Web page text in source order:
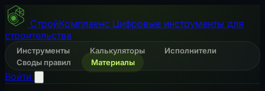
СтройКомплаенс Цифровые инструменты для
строительства
Инструменты Калькуляторы
Исполнители
Своды правил
Материалы
Войти